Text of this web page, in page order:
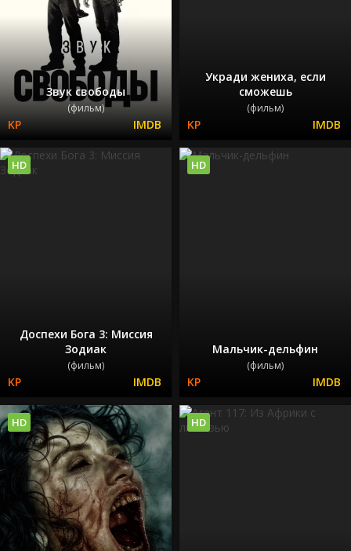
Звук свободы
(фильм)
Укради жениха, если
сможешь
(фильм)
Доспехи Бога 3: Миссия
Зодиак
(фильм)
HD
Мальчик-дельфин
(фильм)
HD
HD HD